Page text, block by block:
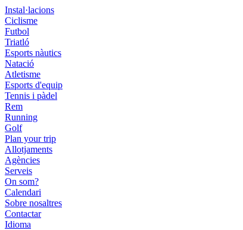
Instal·lacions
Ciclisme
Futbol
Triatló
Esports nàutics
Natació
Atletisme
Esports d'equip
Tennis i pàdel
Rem
Running
Golf
Plan your trip
Allotjaments
Agències
Serveis
On som?
Calendari
Sobre nosaltres
Contactar
Idioma